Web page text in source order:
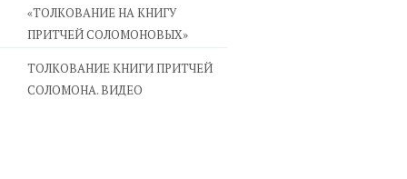
«ТОЛКОВАНИЕ НА КНИГУ
ПРИТЧЕЙ СОЛОМОНОВЫХ»
ТОЛКОВАНИЕ КНИГИ ПРИТЧЕЙ
СОЛОМОНА. ВИДЕО